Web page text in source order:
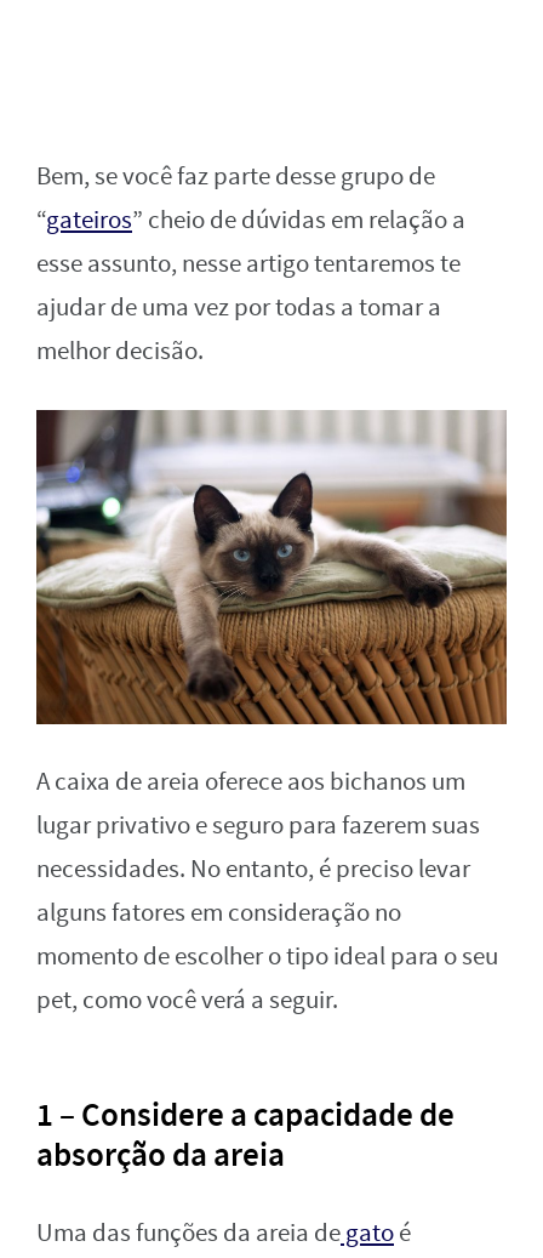
Bem, se você faz parte desse grupo de
“gateiros” cheio de dúvidas em relação a
esse assunto, nesse artigo tentaremos te
ajudar de uma vez por todas a tomar a
melhor decisão.
A caixa de areia oferece aos bichanos um
lugar privativo e seguro para fazerem suas
necessidades. No entanto, é preciso levar
alguns fatores em consideração no
momento de escolher o tipo ideal para o seu
pet, como você verá a seguir.
1 – Considere a capacidade de
absorção da areia
Uma das funções da areia degatoé